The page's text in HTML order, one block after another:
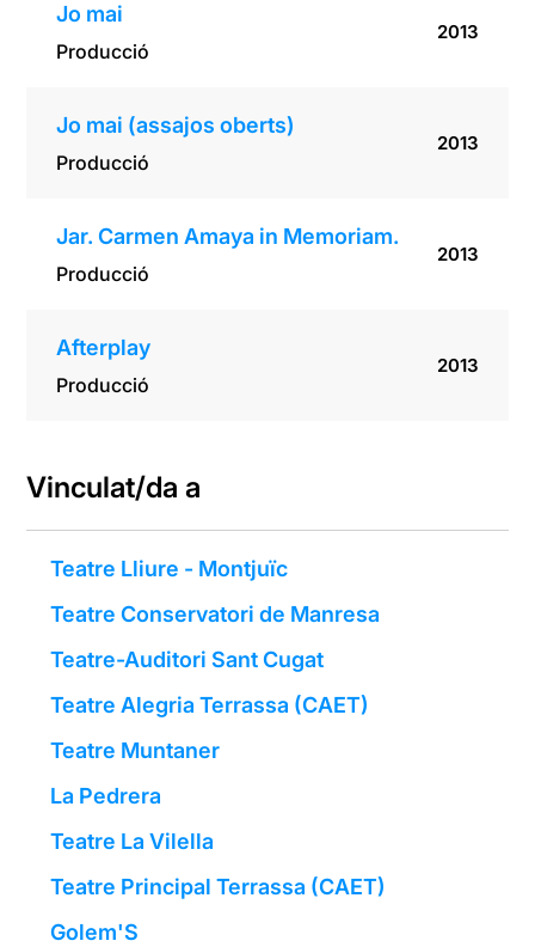
Jo mai
Producció
2013
Jo mai (assajos oberts)
Producció
2013
Jar. Carmen Amaya in Memoriam.
Producció
2013
Afterplay
Producció
2013
Vinculat/da a
Teatre Lliure - Montjuïc
Teatre Conservatori de Manresa
Teatre-Auditori Sant Cugat
Teatre Alegria Terrassa (CAET)
Teatre Muntaner
La Pedrera
Teatre La Vilella
Teatre Principal Terrassa (CAET)
Golem'S